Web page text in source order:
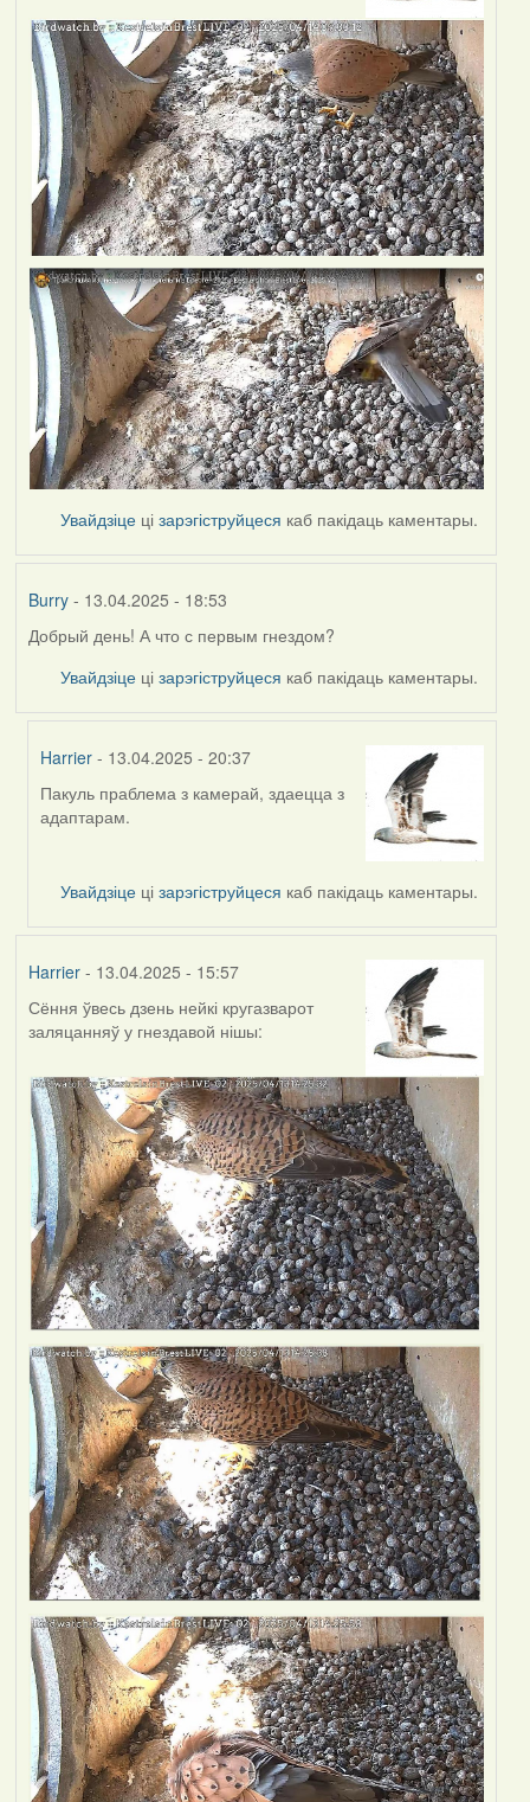
Увайдзіце цізарэгіструйцеся каб пакідаць каментары.
Burry- 13.04.2025 - 18:53
Добрый день! А что с первым гнездом?
Увайдзіце цізарэгіструйцеся каб пакідаць каментары.
Harrier - 13.04.2025 - 20:37
In
reply
Burry
Пакуль праблема з камерай, здаецца з
адаптарам.
Увайдзіце цізарэгіструйцеся каб пакідаць каментары.
Harrier- 13.04.2025 - 15:57
Сёння ўвесь дзень нейкі кругазварот
заляцанняў у гнездавой нішы: